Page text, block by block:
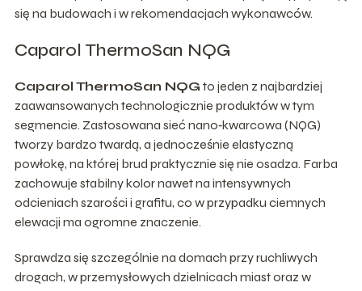
się na budowach i w rekomendacjach wykonawców.
Caparol ThermoSan NQG
Caparol ThermoSan NQG to jeden z najbardziej
zaawansowanych technologicznie produktów w tym
segmencie. Zastosowana sieć nano‑kwarcowa (NQG)
tworzy bardzo twardą, a jednocześnie elastyczną
powłokę, na której brud praktycznie się nie osadza. Farba
zachowuje stabilny kolor nawet na intensywnych
odcieniach szarości i grafitu, co w przypadku ciemnych
elewacji ma ogromne znaczenie.
Sprawdza się szczególnie na domach przy ruchliwych
drogach, w przemysłowych dzielnicach miast oraz w